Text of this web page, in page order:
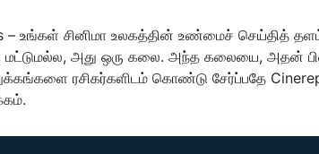
– உங்கள் சினிமா உலகத்தின் உண்மைச் செய்தித்
மட்டுமல்ல, அது ஒரு கலை. அந்த கலையை, அதன்
ரசிகர்களிடம் கொண்டு சேர்ப்பதே